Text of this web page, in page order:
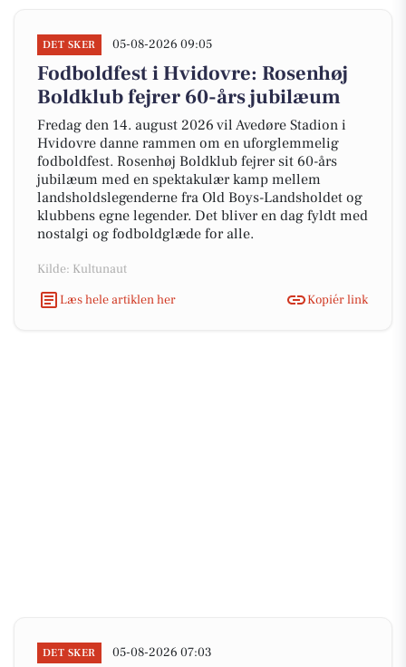
DET SKER 05-08-2026 09:05
Fodboldfest i Hvidovre: Rosenhøj
Boldklub fejrer 60-års jubilæum
Fredag den 14. august 2026 vil Avedøre Stadion i
Hvidovre danne rammen om en uforglemmelig
fodboldfest. Rosenhøj Boldklub fejrer sit 60-års
jubilæum med en spektakulær kamp mellem
landsholdslegenderne fra Old Boys-Landsholdet og
klubbens egne legender. Det bliver en dag fyldt med
nostalgi og fodboldglæde for alle.
Kilde: Kultunaut
Læs hele artiklen her
Kopiér link
DET SKER 05-08-2026 07:03